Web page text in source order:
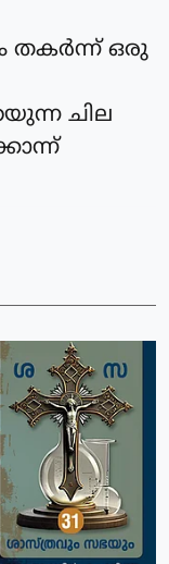
തകർന്ന് ഒരു
ചില